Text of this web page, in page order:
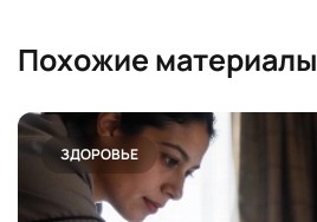
Похожие материалы
ЗДОРОВЬЕ